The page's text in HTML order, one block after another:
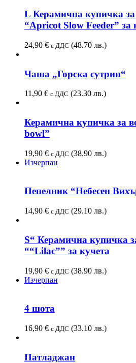
L Керамична купичка за
“Apricot Slow Feeder” за
24,90 € с ДДС (48.70 лв.)
Чаша „Горска сутрин“
11,90 € с ДДС (23.30 лв.)
Керамична купичка за
bowl”
19,90 € с ДДС (38.90 лв.)
Изчерпан
Пепелник “Небесен
14,90 € с ДДС (29.10 лв.)
S“ Керамична купичка
““Lilac”” за кучета
19,90 € с ДДС (38.90 лв.)
Изчерпан
4 шота
16,90 € с ДДС (33.10 лв.)
Патладжан